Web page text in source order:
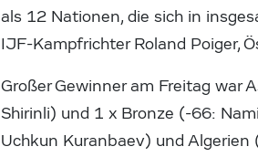
als 12 Nationen, die sich in
IJF-Kampfrichter Roland Poiger,
Großer Gewinner am Freitag war
Shirinli) und 1 x Bronze (-66:
Uchkun Kuranbaev) und Algerien